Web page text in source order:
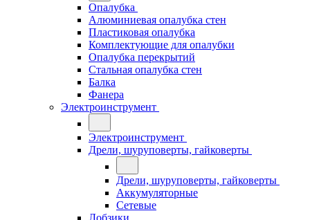
Опалубка
Алюминиевая опалубка стен
Пластиковая опалубка
Комплектующие для опалубки
Опалубка перекрытий
Стальная опалубка стен
Балка
Фанера
Электроинструмент
Электроинструмент
Дрели, шуруповерты, гайковерты
Дрели, шуруповерты, гайковерты
Аккумуляторные
Сетевые
Лобзики